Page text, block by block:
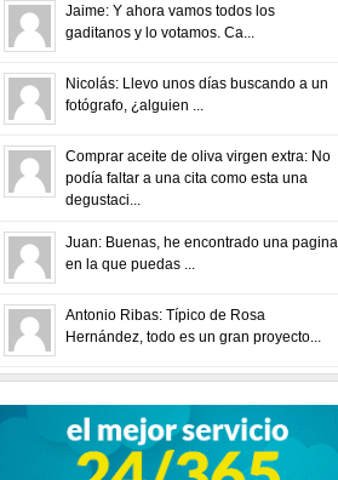
Jaime: Y ahora vamos todos los
gaditanos y lo votamos. Ca...
Nicolás: Llevo unos días buscando a un
fotógrafo, ¿alguien ...
Comprar aceite de oliva virgen extra: No
podía faltar a una cita como esta una
degustaci...
Juan: Buenas, he encontrado una pagina
en la que puedas ...
Antonio Ribas: Típico de Rosa
Hernández, todo es un gran proyecto...